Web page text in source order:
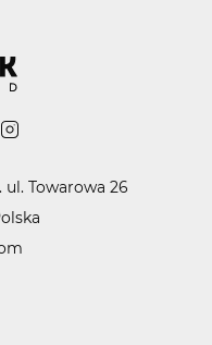
ul. Towarowa 26